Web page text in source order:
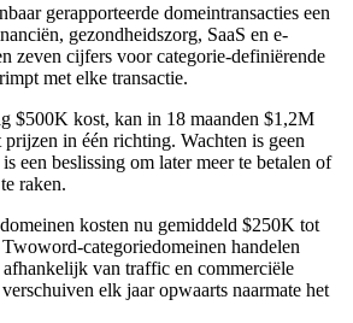
gerapporteerde domeintransacties een
gezondheidszorg, SaaS en e-
zeven cijfers voor categorie-definiërende
met elke transactie.
$500K kost, kan in 18 maanden $1,2M
prijzen in één richting. Wachten is geen
een beslissing om later meer te betalen of
raken.
kosten nu gemiddeld $250K tot
categoriedomeinen handelen
van traffic en commerciële
elk jaar opwaarts naarmate het